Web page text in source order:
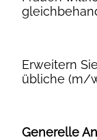
Erweitern
übliche (m/
Generelle